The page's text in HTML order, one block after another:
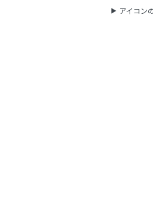
アイコン